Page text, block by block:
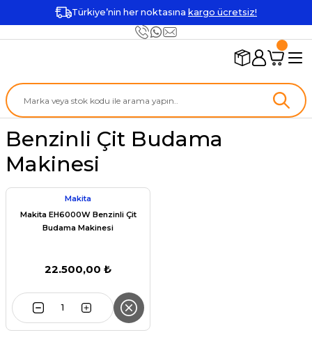
Türkiye’nin her noktasına kargo ücretsiz!
Benzinli Çit Budama
Makinesi
Makita
Makita EH6000W Benzinli Çit
Budama Makinesi
22.500,00 ₺